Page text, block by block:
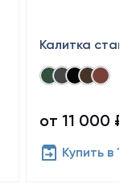
Калитка
от 11 000 ₽
Купить в 1